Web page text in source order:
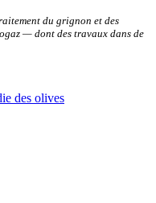
du grignon et des
— dont des travaux dans de
des olives